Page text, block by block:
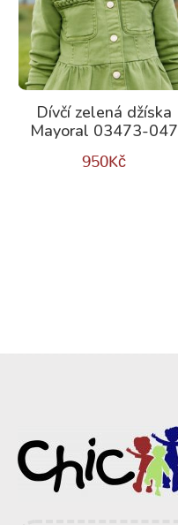
Dívčí zelená džíska
Mayoral 03473-047
950Kč